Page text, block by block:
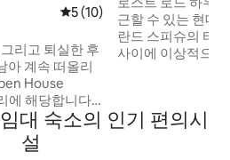
평점 5점(5점 만점), 후기 10
5 (10)
리고 퇴실한 후
아 계속 떠올리
House
에 해당합니다.
외딴 위치에 있
여 있고, 피에니
전망을 자랑합
근할 수 있는 현대
란드 스피슈의 타
사이에 이상적으
있으며 함께 머물 수 있습
대 숙소의 인기 편의시
설